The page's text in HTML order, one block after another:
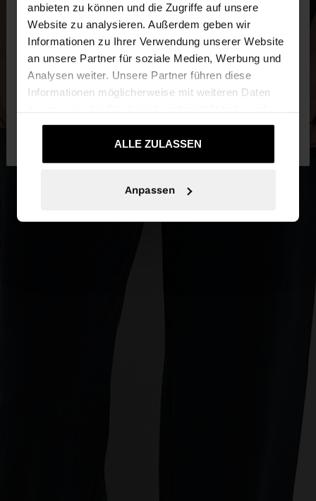
anbieten zu können und die Zugriffe auf unsere
Website zu analysieren. Außerdem geben wir
Informationen zu Ihrer Verwendung unserer Website
an unsere Partner für soziale Medien, Werbung und
Analysen weiter. Unsere Partner führen diese
Informationen möglicherweise mit weiteren Daten
die sie im Rahmen Ihrer Nutzung der Dienste
gesammelt haben.ALLE ZULASSEN
Anpassen
Sie greifen von Luxembourg auf die Website zu.
Möchten Sie unsere United States Website
Luxembourg
Ja, bringen Sie mich
zu United States